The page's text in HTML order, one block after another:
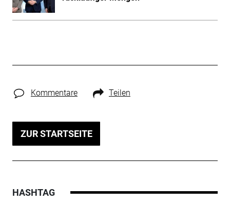
Kommentare Teilen
ZUR STARTSEITE
HASHTAG